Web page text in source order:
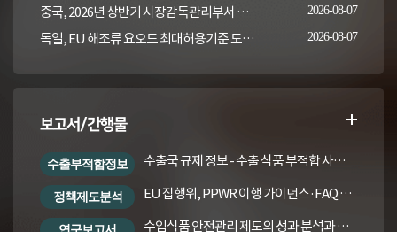
중국, 2026년 상반기 시장감독관리부서 식품안전 감독 샘플검사 현황 통보 2026-08-07
독일, EU 해조류 요오드 최대허용기준 도입안 평가... 요오드 함량 표시 및 경고문 권고 2026-08-07
보고서/간행물
수출부적합정보 수출국 규제 정보 - 수출 식품 부적합 사례 및 관련 기준·규격('26년 1분기)
정책제도분석 EU 집행위, PPWR 이행 가이던스·FAQ 번역본
수입식품 안전관리 제도의 성과 분석과 수입식품법령의 재정비 방안